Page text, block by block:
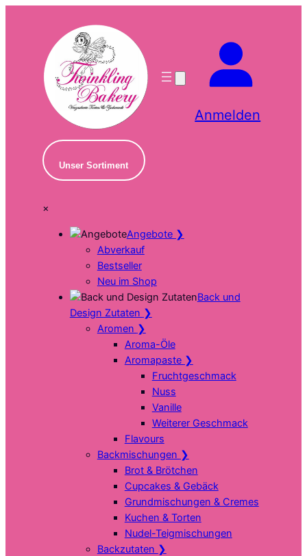
Anmelden
Unser Sortiment
×
Angebote ❯
Abverkauf
Bestseller
Neu im Shop
Back und
Design Zutaten ❯
Aromen ❯
Aroma-Öle
Aromapaste ❯
Fruchtgeschmack
Nuss
Vanille
Weiterer Geschmack
Flavours
Backmischungen ❯
Brot & Brötchen
Cupcakes & Gebäck
Grundmischungen & Cremes
Kuchen & Torten
Nudel-Teigmischungen
Backzutaten ❯